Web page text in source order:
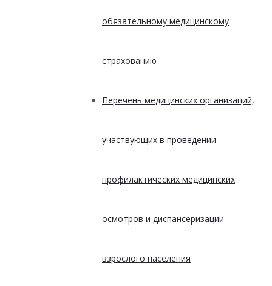
обязательному медицинскому
страхованию
Перечень медицинских организаций,
участвующих в проведении
профилактических медицинских
осмотров и диспансеризации
взрослого населения